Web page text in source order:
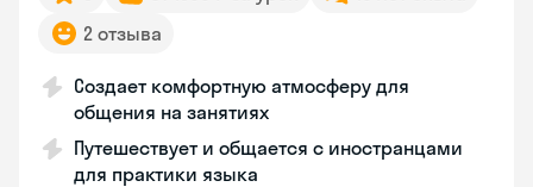
2 отзыва
Создает комфортную атмосферу для
общения на занятиях
Путешествует и общается с иностранцами
для практики языка